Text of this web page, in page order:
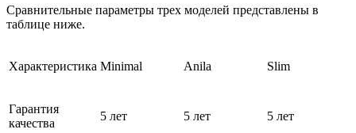
Сравнительные параметры трех моделей представлены в
таблице ниже.
Характеристика Minimal Anila Slim
Гарантия
качества
5 лет 5 лет 5 лет